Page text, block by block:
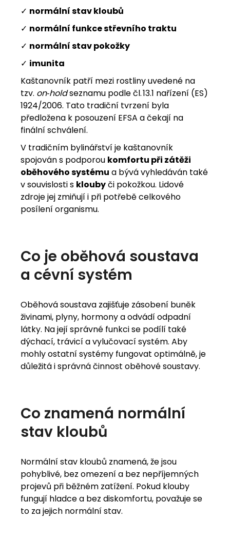
✓ normální stav kloubů
✓ normální funkce střevního traktu
✓ normální stav pokožky
✓ imunita
Kaštanovník patří mezi rostliny uvedené na
tzv. on‑holdseznamu podle čl. 13.1 nařízení (ES)
1924/2006. Tato tradiční tvrzení byla
předložena k posouzení EFSA a čekají na
finální schválení.
V tradičním bylinářství je kaštanovník
spojován s podporou komfortu při zátěži
oběhového systému a bývá vyhledáván také
v souvislosti s kloubyči pokožkou. Lidové
zdroje jej zmiňují i při potřebě celkového
posílení organismu.
Co je oběhová soustava
a cévní systém
Oběhová soustava zajišťuje zásobení buněk
živinami, plyny, hormony a odvádí odpadní
látky. Na její správné funkci se podílí také
dýchací, trávicí a vylučovací systém. Aby
mohly ostatní systémy fungovat optimálně, je
důležitá i správná činnost oběhové soustavy.
Co znamená normální
stav kloubů
Normální stav kloubů znamená, že jsou
pohyblivé, bez omezení a bez nepříjemných
projevů při běžném zatížení. Pokud klouby
fungují hladce a bez diskomfortu, považuje se
to za jejich normální stav.